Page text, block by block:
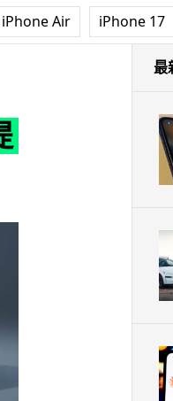
iPhone Air iPhone 17
最